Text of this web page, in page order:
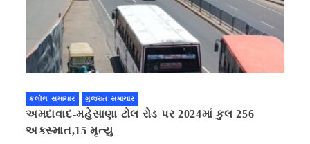
કલોલ સમાચાર ગુજરાત સમાચાર
અમદાવાદ-મહેસાણા ટોલ રોડ પર 2024માં કુલ 256
અકસ્માત,15 મૃત્યુ